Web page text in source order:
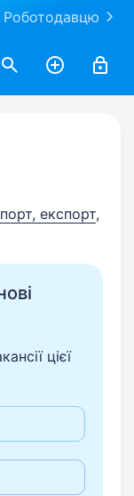
Роботодавцю
експорт,
цієї